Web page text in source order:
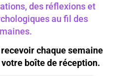
des réflexions et
au fil des
chaque semaine
boîte de réception.